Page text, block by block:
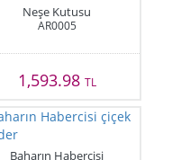
Neşe Kutusu
AR0005
1,593.98 TL
Baharın Habercisi